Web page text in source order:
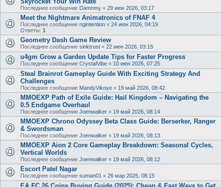
Последнее сообщение Damnmy « 29 июн 2026, 03:17
Meet the Nightmare Animatronics of FNAF 4
Последнее сообщение ngintention « 24 июн 2026, 04:19
Ответы: 1
Geometry Dash Game Review
Последнее сообщение sinktrust « 22 июн 2026, 03:15
u4gm Grow a Garden Update Tips for Faster Progress
Последнее сообщение CrystalVibe « 10 июн 2026, 07:25
Steal Brainrot Gameplay Guide With Exciting Strategy And
Challenges
Последнее сообщение MandyVikoye « 19 май 2026, 08:42
MMOEXP Path of Exile Guide: Hail Kingdom – Navigating the
0.5 Endgame Overhaul
Последнее сообщение Joenwalker « 19 май 2026, 08:14
MMOEXP Chrono Odyssey Beta Class Guide: Berserker, Ranger
& Swordsman
Последнее сообщение Joenwalker « 19 май 2026, 08:13
MMOEXP Aion 2 Core Gameplay Breakdown: Seasonal Cycles,
Vertical Worlds
Последнее сообщение Joenwalker « 19 май 2026, 08:12
Escort Patel Nagar
Последнее сообщение suman01 « 26 мар 2026, 08:15